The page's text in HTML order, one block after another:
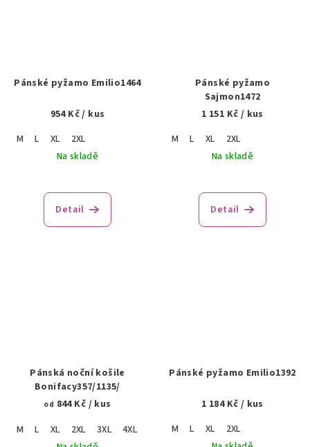
Pánské pyžamo Emilio1464
954 Kč/ kus
M
L XL
2XL
Na skladě
Detail
Pánské pyžamo
Sajmon1472
1 151 Kč / kus
M
L XL
2XL
Na skladě
Detail
Pánská noční košile
Bonifacy357/1135/
od 844 Kč / kus
M
L XL 2XL 3XL
4XL
Pánské pyžamo Emilio1392
1 184 Kč / kus
M
L XL
2XL